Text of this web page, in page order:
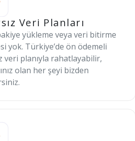
Veri Planları
yükleme veya veri bitirme
yok. Türkiye’de ön ödemeli
veri planıyla rahatlayabilir,
olan her şeyi bizden